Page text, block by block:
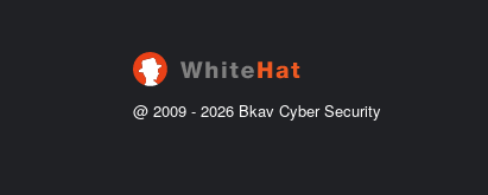
@ 2009 - 2026 Bkav Cyber Security